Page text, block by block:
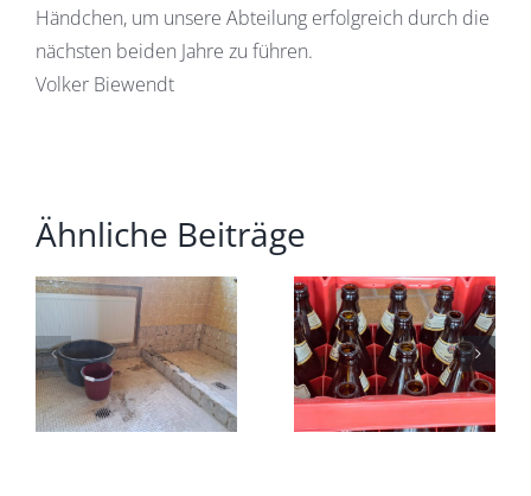
Händchen, um unsere Abteilung erfolgreich durch die
nächsten beiden Jahre zu führen.
Volker Biewendt
Ähnliche Beiträge